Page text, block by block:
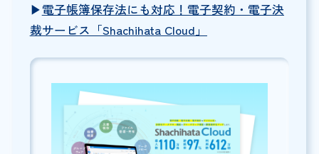
▶︎電子帳簿保存法にも対応！電子契約・電子決
裁サービス「Shachihata Cloud」